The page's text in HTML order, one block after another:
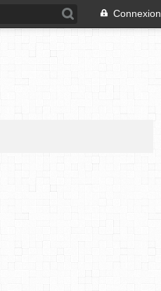
Connexion